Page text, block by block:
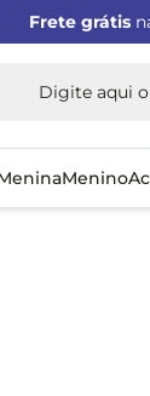
Frete grátis
Menino